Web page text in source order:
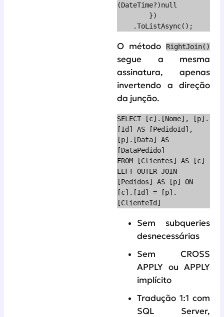
(DateTime?)null
    .ToListAsync();
O método RightJoin()
segue a mesma
assinatura, apenas
invertendo a direção
da junção.
SELECT [c].[Nome], [p].
[Id] AS [PedidoId],
[p].[Data] AS
[DataPedido]
FROM [Clientes] AS [c]
LEFT OUTER JOIN
[Pedidos] AS [p] ON
[c].[Id] = [p].
[ClienteId]
Sem subqueries
desnecessárias
Sem CROSS
APPLY ou APPLY
implícito
Tradução 1:1 com
SQL Server,